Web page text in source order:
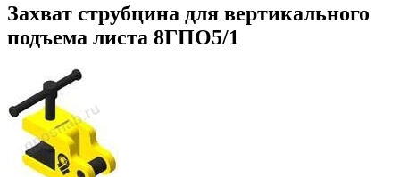
Захват струбцина для вертикального
подъема листа 8ГПО5/1